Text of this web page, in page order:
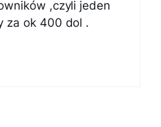
,czyli jeden
za ok 400 dol .